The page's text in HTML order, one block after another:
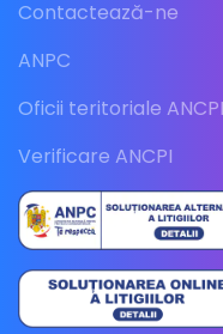
Contactează-ne
ANPC
Oficii teritoriale ANCPI
Verificare ANCPI